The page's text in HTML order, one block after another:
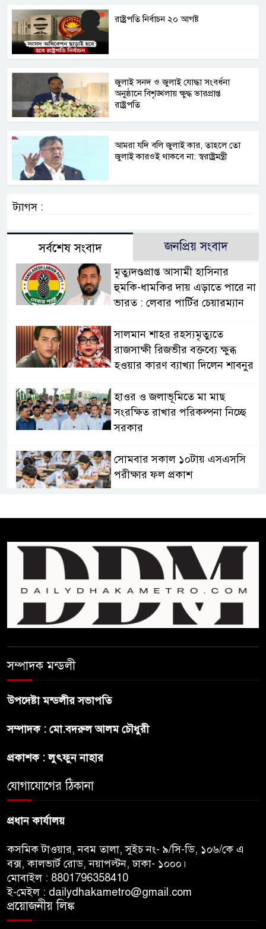
রাষ্ট্রপতি নির্বাচন ২০ আগষ্ট
জুলাই সনদ ও জুলাই যোদ্ধা সংবর্ধনা
অনুষ্ঠানে বিশৃঙ্খলায় ক্ষুদ্ধ ভারপ্রাপ্ত
রাষ্ট্রপতি
আমরা যদি বলি জুলাই কার, তাহলে তো
জুলাই কারওই থাকবে না: স্বরাষ্ট্রমন্ত্রী
ট্যাগস :
সর্বশেষ সংবাদ জনপ্রিয় সংবাদ
মৃত্যুদণ্ডপ্রাপ্ত আসামী হাসিনার
হুমকি-ধামকির দায় এড়াতে পারে না
ভারত : লেবার পার্টির চেয়ারম্যান
সালমান শাহর রহস্যমৃত্যুতে
রাজসাক্ষী রিজভীর বক্তব্যে ক্ষুব্ধ
হওয়ার কারণ ব্যাখ্যা দিলেন শাবনুর
হাওর ও জলাভূমিতে মা মাছ
সংরক্ষিত রাখার পরিকল্পনা নিচ্ছে
সরকার
সোমবার সকাল ১০টায় এসএসসি
পরীক্ষার ফল প্রকাশ
প্রধানমন্ত্রী
ফিফা সভাপতির বিরুদ্ধে এবার
‘নারী সংক্রান্ত অভিযোগ
ছেলেকে নিয়ে রোনালদোর যে বড়
ট্রাম্পের ৪০ কোটি ডলারের ‘বলরুম
সম্পাদক মন্ডলী
উপদেষ্টা মন্ডলীর সভাপতি
সম্পাদক : মো.বদরুল আলম চৌধুরী
প্রকাশক : লুৎফুন নাহার
যোগাযোগের ঠিকানা
প্রধান কার্যালয়
কসমিক টাওয়ার, নবম তালা, সুইচ নং- ৯/সি-ডি, ১০৬/কে এ
বক্স, কালভার্ট রোড, নয়াপল্টন, ঢাকা- ১০০০।
মোবাইল : 8801796358410
ই-মেইল : dailydhakametro@gmail.com
প্রয়োজনীয় লিঙ্ক